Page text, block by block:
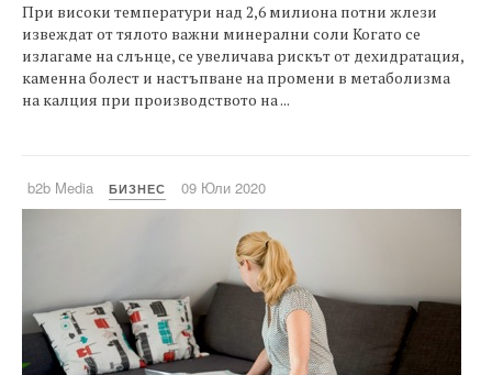
При високи температури над 2,6 милиона потни жлези
извеждат от тялото важни минерални соли Когато се
излагаме на слънце, се увеличава рискът от дехидратация,
каменна болест и настъпване на промени в метаболизма
на калция при производството на ...
b2b Media БИЗНЕС 09 Юли 2020